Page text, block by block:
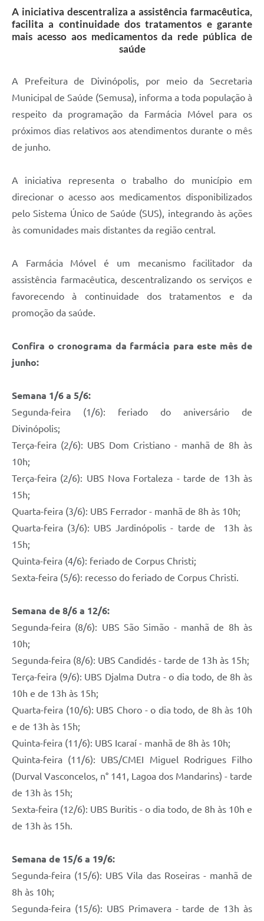
A iniciativa descentraliza a assistência farmacêutica,
facilita a continuidade dos tratamentos e garante
mais acesso aos medicamentos da rede pública de
saúde
A Prefeitura de Divinópolis, por meio da Secretaria
Municipal de Saúde (Semusa), informa a toda população à
respeito da programação da Farmácia Móvel para os
próximos dias relativos aos atendimentos durante o mês
de junho.
A iniciativa representa o trabalho do município em
direcionar o acesso aos medicamentos disponibilizados
pelo Sistema Único de Saúde (SUS), integrando às ações
às comunidades mais distantes da região central.
A Farmácia Móvel é um mecanismo facilitador da
assistência farmacêutica, descentralizando os serviços e
favorecendo à continuidade dos tratamentos e da
promoção da saúde.
Confira o cronograma da farmácia para este mês de
junho:
Semana 1/6 a 5/6:
Segunda-feira (1/6): feriado do aniversário de
Divinópolis;
Terça-feira (2/6): UBS Dom Cristiano - manhã de 8h às
10h;
Terça-feira (2/6): UBS Nova Fortaleza - tarde de 13h às
15h;
Quarta-feira (3/6): UBS Ferrador - manhã de 8h às 10h;
Quarta-feira (3/6): UBS Jardinópolis - tarde de 13h às
15h;
Quinta-feira (4/6): feriado de Corpus Christi;
Sexta-feira (5/6): recesso do feriado de Corpus Christi.
Semana de 8/6 a 12/6:
Segunda-feira (8/6): UBS São Simão - manhã de 8h às
10h;
Segunda-feira (8/6): UBS Candidés - tarde de 13h às 15h;
Terça-feira (9/6): UBS Djalma Dutra - o dia todo, de 8h às
10h e de 13h às 15h;
Quarta-feira (10/6): UBS Choro - o dia todo, de 8h às 10h
e de 13h às 15h;
Quinta-feira (11/6): UBS Icaraí - manhã de 8h às 10h;
Quinta-feira (11/6): UBS/CMEI Miguel Rodrigues Filho
(Durval Vasconcelos, n° 141, Lagoa dos Mandarins) - tarde
de 13h às 15h;
Sexta-feira (12/6): UBS Buritis - o dia todo, de 8h às 10h e
de 13h às 15h.
Semana de 15/6 a 19/6:
Segunda-feira (15/6): UBS Vila das Roseiras - manhã de
8h às 10h;
Segunda-feira (15/6): UBS Primavera - tarde de 13h às